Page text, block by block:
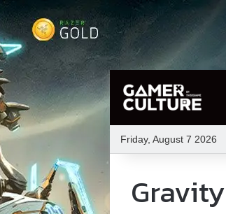
Friday, August 7 2026